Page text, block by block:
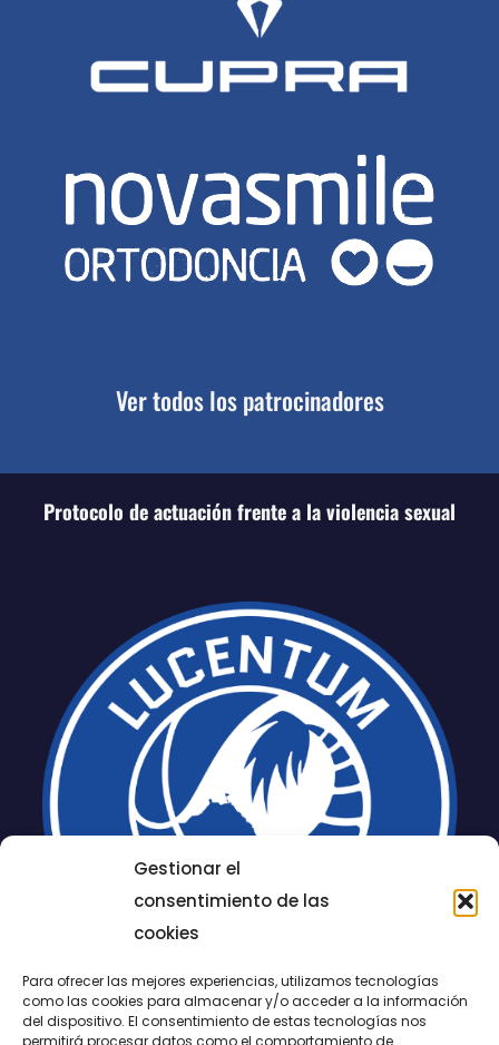
Gestionar el
consentimiento de las
cookies
Para ofrecer las mejores experiencias, utilizamos tecnologías
como las cookies para almacenar y/o acceder a la información
del dispositivo. El consentimiento de estas tecnologías nos
permitirá procesar datos como el comportamiento de
Ver todos los patrocinadores
Protocolo de actuación frente a la violencia sexual